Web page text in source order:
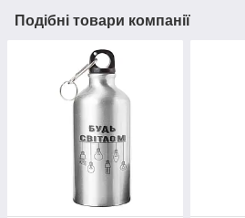
Подібні товари компанії